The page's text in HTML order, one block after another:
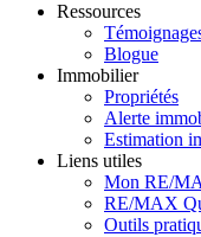
Ressources
Blogue
Immobilier
Propriétés
Alerte
Estimation
Liens utiles
Mon RE/
RE/MAX
Outils